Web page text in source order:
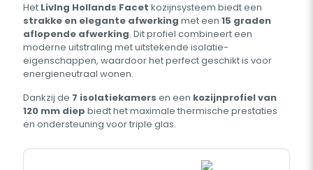
Het LivIng Hollands Facet kozijnsysteem biedt een
strakke en elegante afwerking met een 15 graden
aflopende afwerking. Dit profiel combineert een
moderne uitstraling met uitstekende isolatie-
eigenschappen, waardoor het perfect geschikt is voor
energieneutraal wonen.
Dankzij de 7 isolatiekamers en een kozijnprofiel van
120 mm diep biedt het maximale thermische prestaties
en ondersteuning voor triple glas.